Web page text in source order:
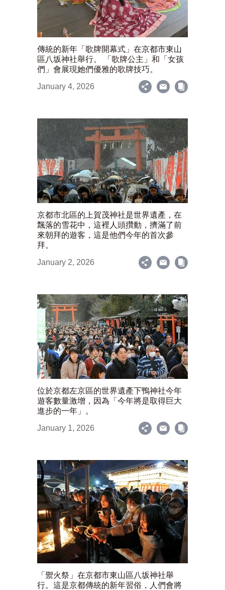
傳統的新年「歌牌開幕式」在京都市東山
區八坂神社舉行。 「歌牌公主」和「女孩
們」會展現她們優雅的歌牌技巧。
January 4, 2026
京都市北區的上賀茂神社是世界遺產，在
飄落的雪花中，這裡人頭攢動，擠滿了前
來朝拜的遊客，這是他們今年的首次參
拜。
January 2, 2026
位於京都左京區的世界遺產下鴨神社今年
遊客數量激增，因為「今年將是取得巨大
進步的一年」。
January 1, 2026
「禦火祭」在京都市東山區八坂神社舉
行。這是京都傳統的新年習俗，人們會將